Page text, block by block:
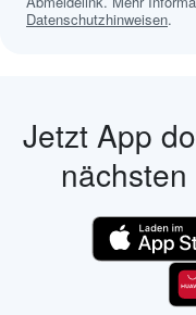
Datenschutzhinweisen.
Jetzt App
nächsten